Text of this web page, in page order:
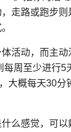
走路或跑步
活动，而主
每周至少进行5
大概每天30分
么感觉，可